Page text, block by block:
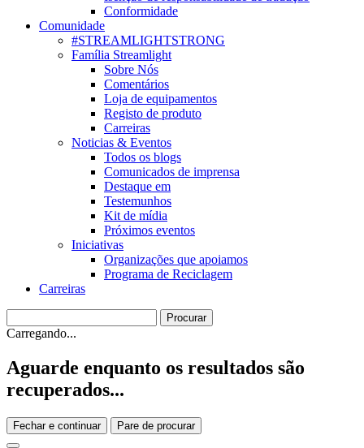
Conformidade
Comunidade
#STREAMLIGHTSTRONG
Família Streamlight
Sobre Nós
Comentários
Loja de equipamentos
Registo de produto
Carreiras
Noticias & Eventos
Todos os blogs
Comunicados de imprensa
Destaque em
Testemunhos
Kit de mídia
Próximos eventos
Iniciativas
Organizações que apoiamos
Programa de Reciclagem
Carreiras
Carregando...
Aguarde enquanto os resultados são
recuperados...
Fechar e continuar Pare de procurar